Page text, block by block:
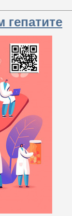
гепатите